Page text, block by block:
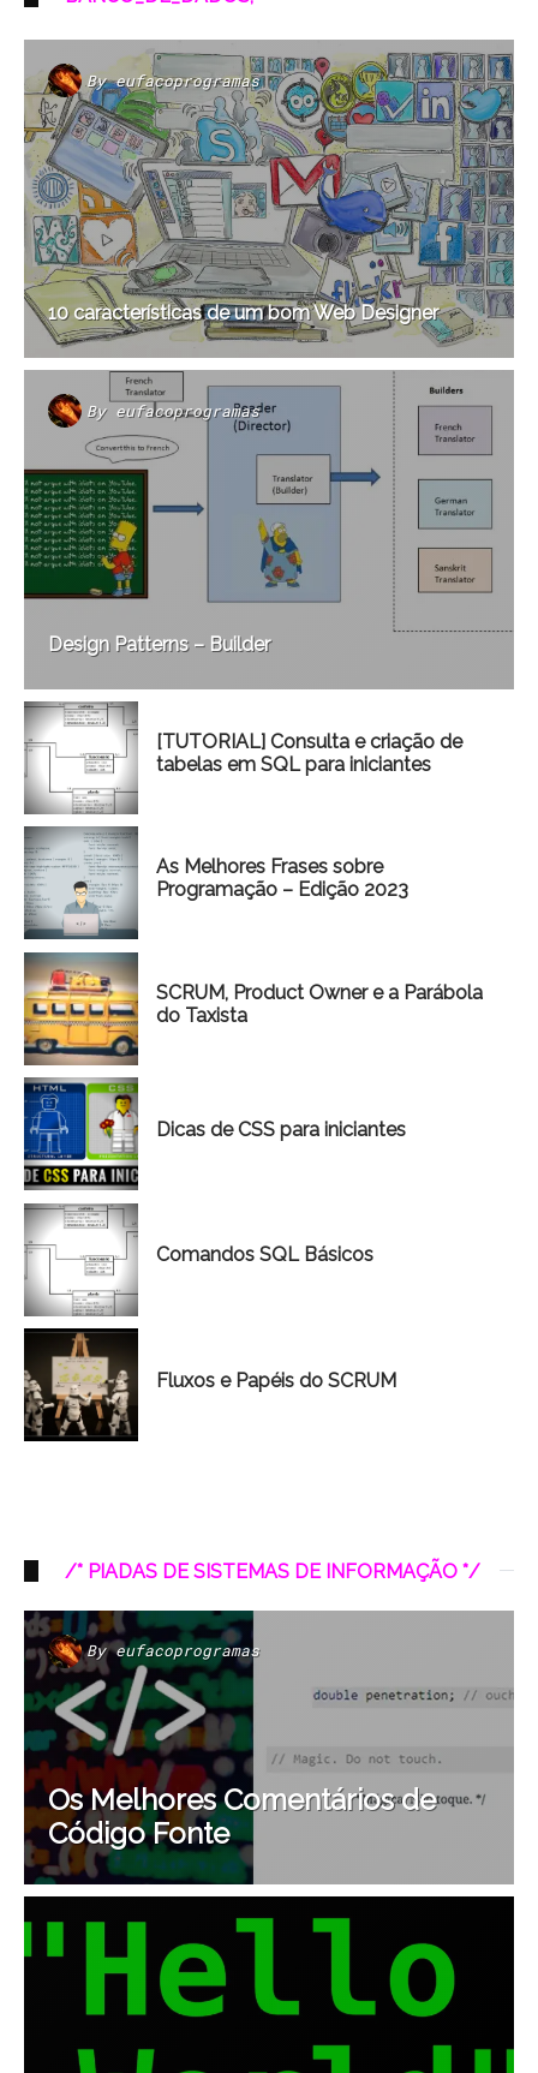
Byeufacoprogramas
10 características de um bom Web Designer
By eufacoprogramas
Design Patterns – Builder
[TUTORIAL] Consulta e criação de
tabelas em SQL para iniciantes
As Melhores Frases sobre
Programação – Edição 2023
SCRUM, Product Owner e a Parábola
do Taxista
Dicas de CSS para iniciantes
Comandos SQL Básicos
Fluxos e Papéis do SCRUM
/* PIADAS DE SISTEMAS DE INFORMAÇÃO */
Byeufacoprogramas
Os Melhores Comentários de
Código Fonte